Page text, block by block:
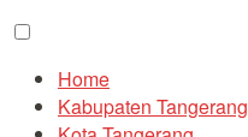
Home
Kabupaten Tangerang